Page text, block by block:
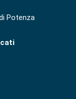
Potenza